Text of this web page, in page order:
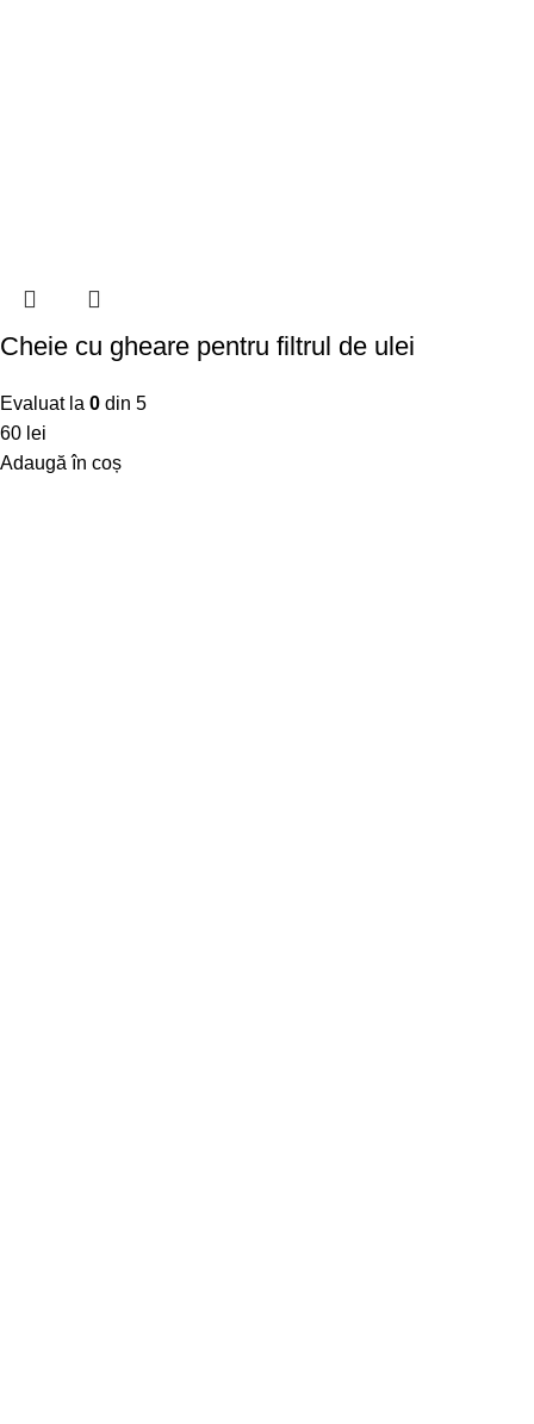
Cheie cu gheare pentru filtrul de ulei
Evaluat la 0 din 5
60 lei
Adaugă în coș